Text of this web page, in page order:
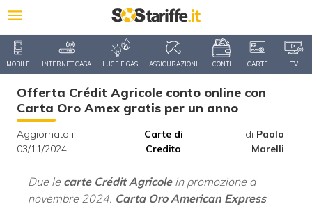
MOBILE INTERNET CASA LUCE E GAS ASSICURAZIONI CONTI CARTE TV
Offerta Crédit Agricole conto online con
Carta Oro Amex gratis per un anno
Aggiornato il
03/11/2024
Carte di
Credito
di Paolo
Marelli
Due le carte Crédit Agricole in promozione a
novembre 2024. Carta Oro American Express